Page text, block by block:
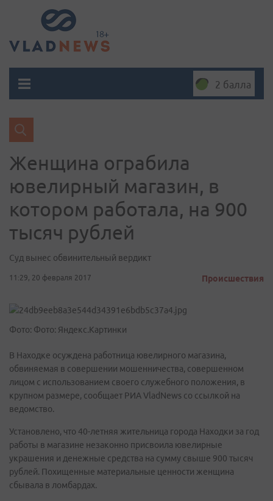
2 балла
Женщина ограбила
ювелирный магазин, в
котором работала, на 900
тысяч рублей
Суд вынес обвинительный вердикт
11:29, 20 февраля 2017 Происшествия
Фото: Фото: Яндекс.Картинки
В Находке осуждена работница ювелирного магазина,
обвиняемая в совершении мошенничества, совершенном
лицом с использованием своего служебного положения, в
крупном размере, сообщает РИА VladNews со ссылкой на
ведомство.
Установлено, что 40-летняя жительница города Находки за год
работы в магазине незаконно присвоила ювелирные
украшения и денежные средства на сумму свыше 900 тысяч
рублей. Похищенные материальные ценности женщина
сбывала в ломбардах.